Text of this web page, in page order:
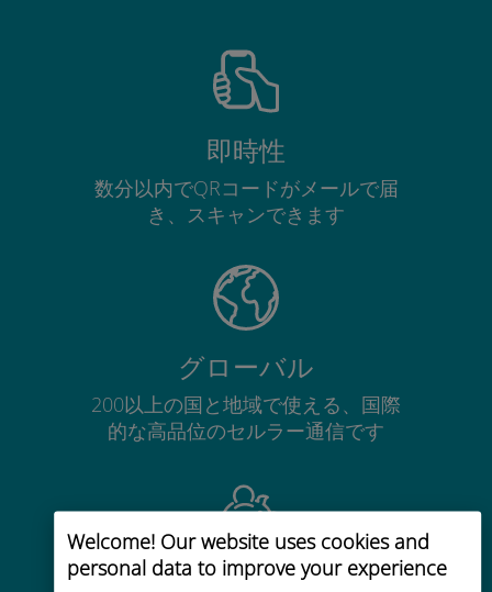
Welcome! Our website uses cookies and
personal data to improve your experience
即時性
数分以内でQRコードがメールで届
き、スキャンできます
グローバル
200以上の国と地域で使える、国際
的な高品位のセルラー通信です
コストパフォーマンス